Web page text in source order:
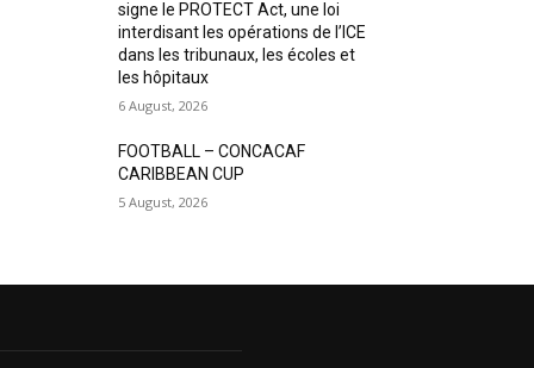
signe le PROTECT Act, une loi
interdisant les opérations de l’ICE
dans les tribunaux, les écoles et
les hôpitaux
6 August, 2026
FOOTBALL – CONCACAF
CARIBBEAN CUP
5 August, 2026